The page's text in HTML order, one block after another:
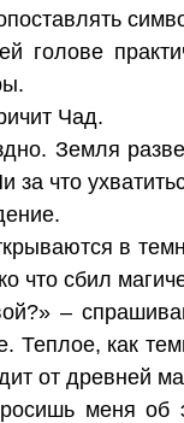
голове
Чад.
Земля
за что
в
что сбил
–
Теплое, как
от древней
меня об